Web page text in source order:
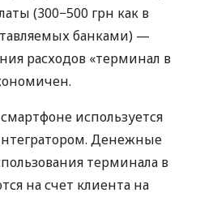
(300−500 грн как в
банками) —
расходов «терминал в
используется
Денежные
терминала в
на счет клиента на